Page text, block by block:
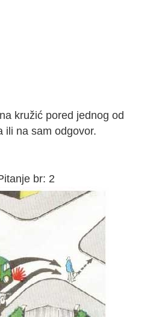
kružić pored jednog od
ili na sam odgovor.
br: 2